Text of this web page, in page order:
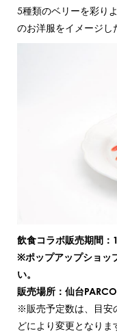
5種類のベリーを彩り
のお洋服をイメージし
飲食コラボ販売期間：
※ポップアップショッ
い。
販売場所：仙台
※販売予定数は、目安
どにより変更となりま